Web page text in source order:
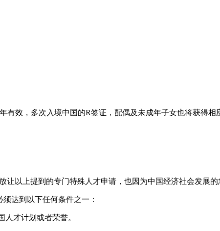
有效，多次入境中国的R签证，配偶及未成年子女也将获得
让以上提到的专门特殊人才申请，也因为中国经济社会发展的
达到以下任何条件之一：
才计划或者荣誉。